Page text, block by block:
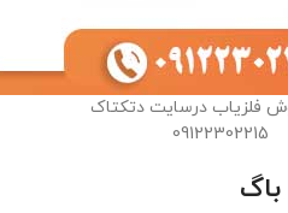
فلزیاب درسایت دتکتاک
09122302215